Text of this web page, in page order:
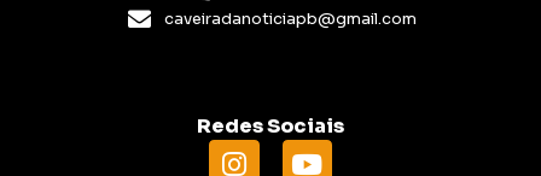
caveiradanoticiapb@gmail.com
Redes Sociais